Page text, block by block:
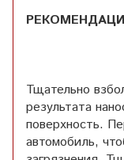
Тщательно
результата
поверхность.
автомобиль,